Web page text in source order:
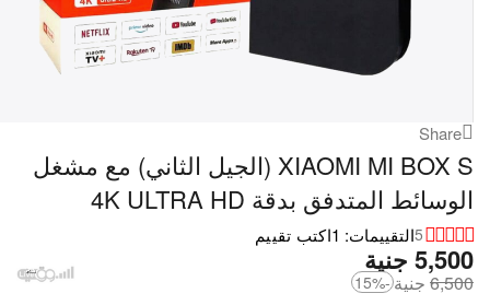
Share
XIAOMI MI BOX S (الجيل الثاني) مع مشغل
الوسائط المتدفق بدقة 4K ULTRA HD
5التقييمات: 1 اكتب تقييم
جنية 5,500
جنية‎6,500
-15%